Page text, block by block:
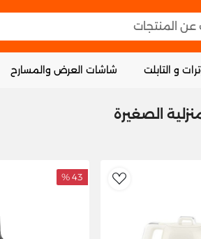
المنتجات
و التابلت شاشات العرض والمسارح
الصغيرة
AddToWishlist
43 %